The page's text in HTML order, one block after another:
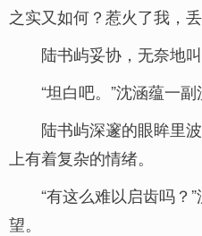
之实又如何？惹火了我，
陆书屿妥协，无奈地
“坦白吧。”沈涵蕴一副
陆书屿深邃的眼眸里
上有着复杂的情绪。
“有这么难以启齿吗？
望。